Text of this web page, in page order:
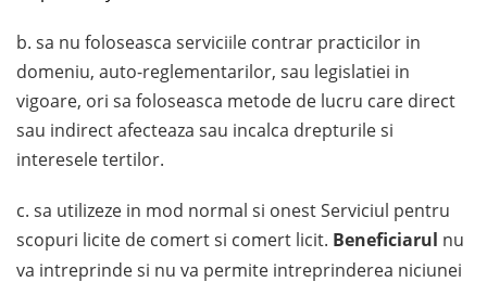
b. sa nu foloseasca serviciile contrar practicilor in
domeniu, auto-reglementarilor, sau legislatiei in
vigoare, ori sa foloseasca metode de lucru care direct
sau indirect afecteaza sau incalca drepturile si
interesele tertilor.
c. sa utilizeze in mod normal si onest Serviciul pentru
scopuri licite de comert si comert licit. Beneficiarul nu
va intreprinde si nu va permite intreprinderea niciunei